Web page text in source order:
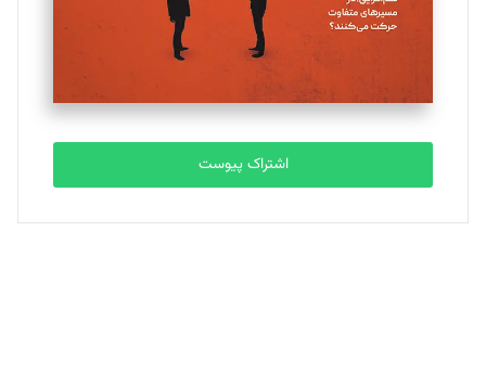
تحریریه
مصطفی مسجدی آرانی
تحریریه
بابک نقاش
تحریریه
اشتراک پیوست